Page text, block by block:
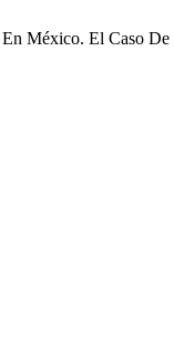
México. El Caso